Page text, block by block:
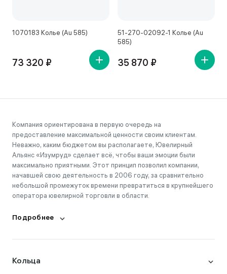
1070183 Колье (Au 585)
73 320 ₽
51-270-02092-1 Колье (Au
585)
35 870 ₽
Компания ориентирована в первую очередь на
предоставление максимальной ценности своим клиентам.
Неважно, каким бюджетом вы располагаете, Ювелирный
Альянс «Изумруд» сделает всё, чтобы ваши эмоции были
максимально приятными. Этот принцип позволил компании,
начавшей свою деятельность в 2006 году, за сравнительно
небольшой промежуток времени превратиться в крупнейшего
оператора ювелирной торговли в области.
Подробнее
Кольца